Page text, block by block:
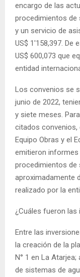
encargo de las
procedimientos de
y un servicio de
US$ 1′158,397.
US$ 600,073 que
entidad
Los convenios se
junio de 2022,
y siete meses.
citados convenios,
Equipo Obras y el
emitieron informes
procedimientos de
aproximadamente
realizado por la
¿Cuáles fueron las
Entre las
la creación de la
N° 1 en La
de sistemas de